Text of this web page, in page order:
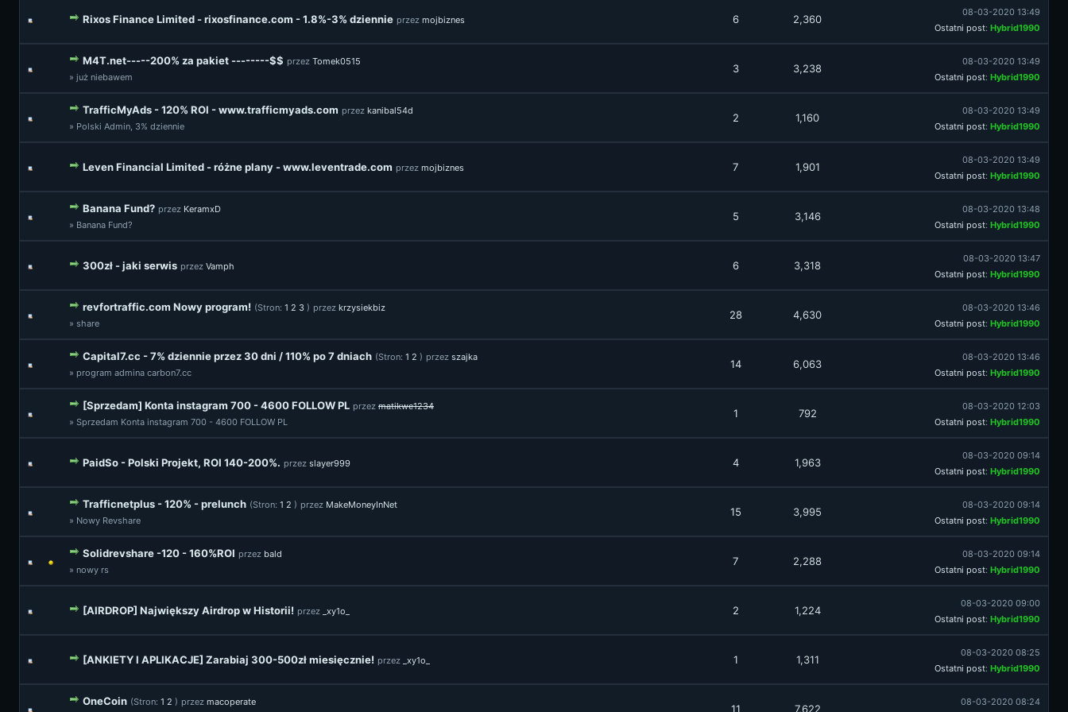
Rixos Finance Limited - rixosfinance.com - 1.8%-3% dziennie przez mojbiznes 6 2,360
08-03-2020 13:49
Ostatni post: Hybrid1990
M4T.net-----200% za pakiet --------$$ przez Tomek0515
» już niebawem
3 3,238
08-03-2020 13:49
Ostatni post: Hybrid1990
TrafficMyAds - 120% ROI - www.trafficmyads.com przez kanibal54d
» Polski Admin, 3% dziennie
2 1,160
08-03-2020 13:49
Ostatni post: Hybrid1990
Leven Financial Limited - różne plany - www.leventrade.com przez mojbiznes 7 1,901
08-03-2020 13:49
Ostatni post: Hybrid1990
Banana Fund? przez KeramxD
» Banana Fund?
5 3,146
08-03-2020 13:48
Ostatni post: Hybrid1990
300zł - jaki serwis przez Vamph 6 3,318
08-03-2020 13:47
Ostatni post: Hybrid1990
revfortraffic.com Nowy program! (Stron: 1 2 3 ) przez krzysiekbiz
» share
28 4,630
08-03-2020 13:46
Ostatni post: Hybrid1990
Capital7.cc - 7% dziennie przez 30 dni / 110% po 7 dniach (Stron: 1 2 ) przez szajka
» program admina carbon7.cc
14 6,063
08-03-2020 13:46
Ostatni post: Hybrid1990
[Sprzedam] Konta instagram 700 - 4600 FOLLOW PL przez matikwe1234
» Sprzedam Konta instagram 700 - 4600 FOLLOW PL
1 792
08-03-2020 12:03
Ostatni post: Hybrid1990
PaidSo - Polski Projekt, ROI 140-200%. przez slayer999 4 1,963
08-03-2020 09:14
Ostatni post: Hybrid1990
Trafficnetplus - 120% - prelunch (Stron: 1 2 ) przez MakeMoneyInNet
» Nowy Revshare
15 3,995
08-03-2020 09:14
Ostatni post: Hybrid1990
Solidrevshare -120 - 160%ROI przez bald
» nowy rs
7 2,288
08-03-2020 09:14
Ostatni post: Hybrid1990
[AIRDROP] Największy Airdrop w Historii! przez _xy1o_ 2 1,224
08-03-2020 09:00
Ostatni post: Hybrid1990
[ANKIETY I APLIKACJE] Zarabiaj 300-500zł miesięcznie! przez _xy1o_ 1 1,311
08-03-2020 08:25
Ostatni post: Hybrid1990
OneCoin (Stron: 1 2 ) przez macoperate
11 7,622
08-03-2020 08:24